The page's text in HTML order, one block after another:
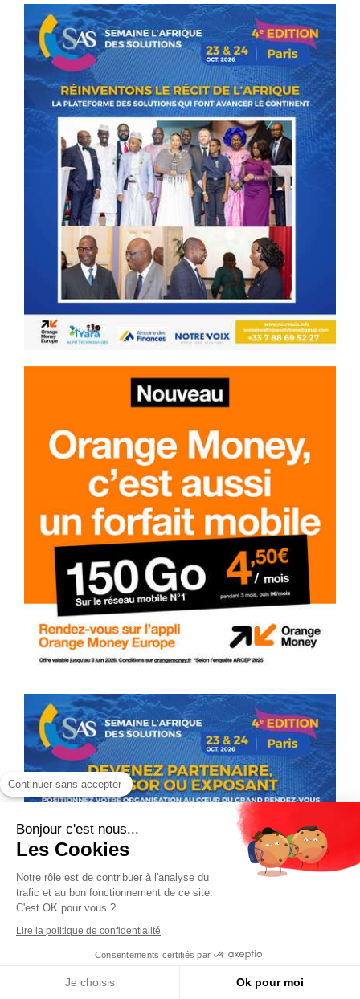
Continuer sans accepter
Bonjour c'est nous...
Les Cookies
Notre rôle est de contribuer à l'analyse du
trafic et au bon fonctionnement de ce site.
C'est OK pour vous ?
Lire la politique de confidentialité
Consentements certifiés par
Je choisis Ok pour moi